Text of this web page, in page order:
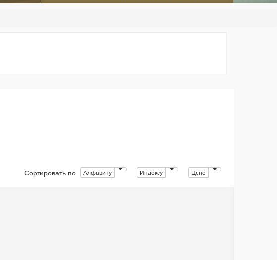
Сортировать по Алфавиту Индексу Цене